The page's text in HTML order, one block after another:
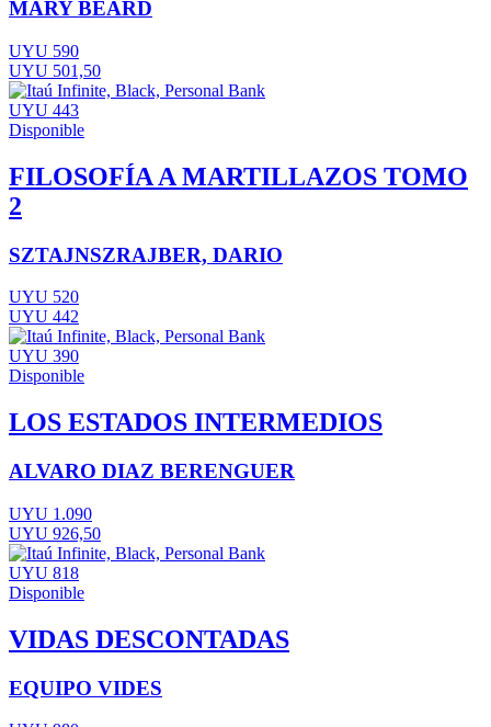
MARY BEARD
UYU 590
UYU 501,50
UYU 443
Disponible
FILOSOFÍA A MARTILLAZOS TOMO
2
SZTAJNSZRAJBER, DARIO
UYU 520
UYU 442
UYU 390
Disponible
LOS ESTADOS INTERMEDIOS
ALVARO DIAZ BERENGUER
UYU 1.090
UYU 926,50
UYU 818
Disponible
VIDAS DESCONTADAS
EQUIPO VIDES